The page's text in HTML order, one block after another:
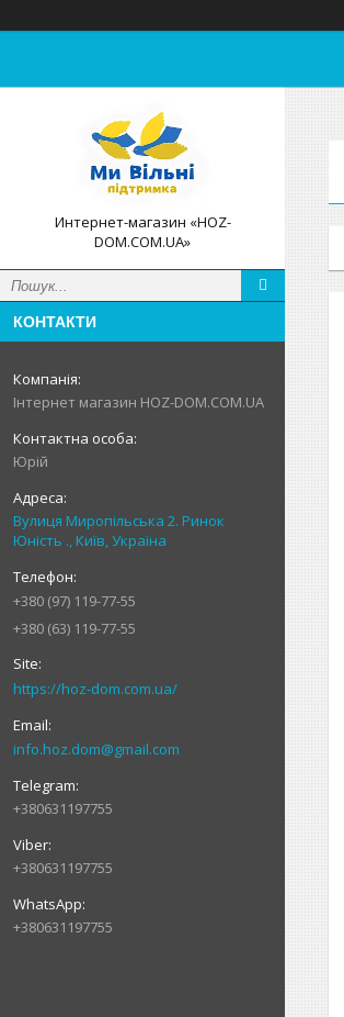
Интернет-магазин «HOZ-
DOM.COM.UA»
КОНТАКТИ
Інтернет магазин HOZ-DOM.COM.UA
Юрій
Вулиця Миропільська 2. Ринок
Юність ., Київ, Україна
+380 (97) 119-77-55
+380 (63) 119-77-55
https://hoz-dom.com.ua/
info.hoz.dom@gmail.com
+380631197755
+380631197755
+380631197755